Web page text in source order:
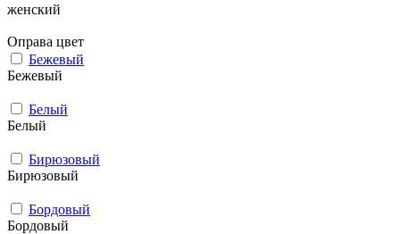
женский
Оправа цвет
Бежевый
Бежевый
Белый
Белый
Бирюзовый
Бирюзовый
Бордовый
Бордовый